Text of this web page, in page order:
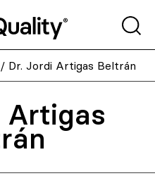
/ Dr. Jordi Artigas Beltrán
Artigas